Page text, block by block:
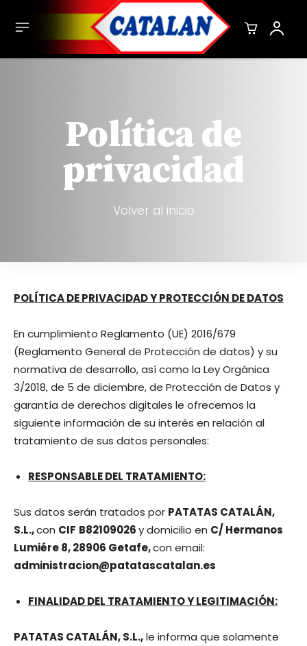
Política de
privacidad
Volver al inicio
POLÍTICA DE PRIVACIDAD Y PROTECCIÓN DE DATOS
En cumplimiento Reglamento (UE) 2016/679
(Reglamento General de Protección de datos) y su
normativa de desarrollo, así como la Ley Orgánica
3/2018, de 5 de diciembre, de Protección de Datos y
garantía de derechos digitales le ofrecemos la
siguiente información de su interés en relación al
tratamiento de sus datos personales:
RESPONSABLE DEL TRATAMIENTO:
Sus datos serán tratados por PATATAS CATALÁN,
S.L.,con CIF B82109026y domicilio en C/ Hermanos
Lumiére 8, 28906 Getafe,con email:
administracion@patatascatalan.es
FINALIDAD DEL TRATAMIENTO Y LEGITIMACIÓN:
PATATAS CATALÁN, S.L.,le informa que solamente